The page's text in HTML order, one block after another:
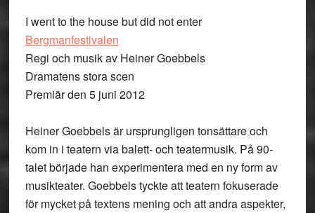
I went to the house but did not enter
Bergmanfestivalen
Regi och musik av Heiner Goebbels
Dramatens stora scen
Premiär den 5 juni 2012
Heiner Goebbels är ursprungligen tonsättare och
kom in i teatern via balett- och teatermusik. På 90-
talet började han experimentera med en ny form av
musikteater. Goebbels tyckte att teatern fokuserade
för mycket på textens mening och att andra aspekter,